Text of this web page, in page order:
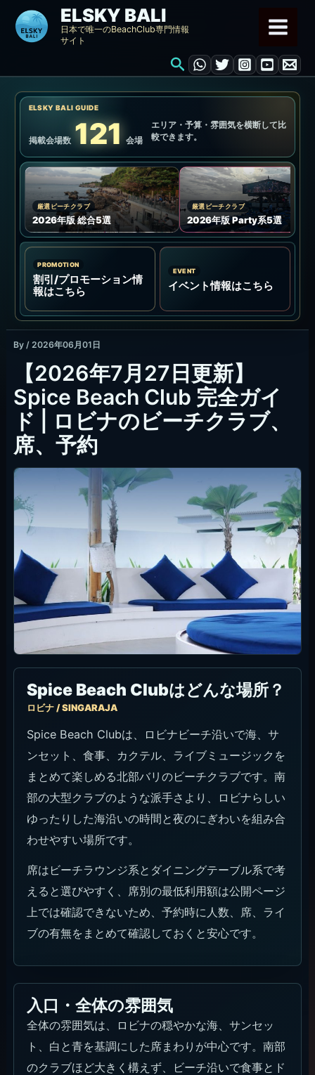
ELSKY BALI
日本で唯一のBeachClub専門情報
サイト
検
ELSKY BALI GUIDE
掲載会場数 121 会場
エリア・予算・雰囲気を横断して比
較できます。
厳選ビーチクラブ
2026年版 総合5選
厳選ビーチクラブ
2026年版 Party系5選
PROMOTION
割引/プロモーション情
報はこちら
EVENT
イベント情報はこちら
By / 2026年06月01日
【2026年7月27日更新】
Spice Beach Club 完全ガイ
ド | ロビナのビーチクラブ、
席、予約
Spice Beach Clubはどんな場所？
ロビナ / SINGARAJA
Spice Beach Clubは、ロビナビーチ沿いで海、サ
ンセット、食事、カクテル、ライブミュージックを
まとめて楽しめる北部バリのビーチクラブです。南
部の大型クラブのような派手さより、ロビナらしい
ゆったりした海沿いの時間と夜のにぎわいを組み合
わせやすい場所です。
席はビーチラウンジ系とダイニングテーブル系で考
えると選びやすく、席別の最低利用額は公開ページ
上では確認できないため、予約時に人数、席、ライ
ブの有無をまとめて確認しておくと安心です。
入口・全体の雰囲気
全体の雰囲気は、ロビナの穏やかな海、サンセッ
ト、白と青を基調にした席まわりが中心です。南部
のクラブほど大きく構えず、ビーチ沿いで食事とド